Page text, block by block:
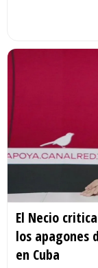
El Necio
los apagones
en Cuba